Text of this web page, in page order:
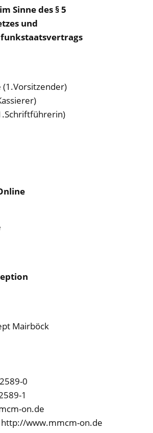
Sinne des § 5
und
(1.Vorsitzender)
Mairböck
0
1
on.de
www.mmcm-on.de